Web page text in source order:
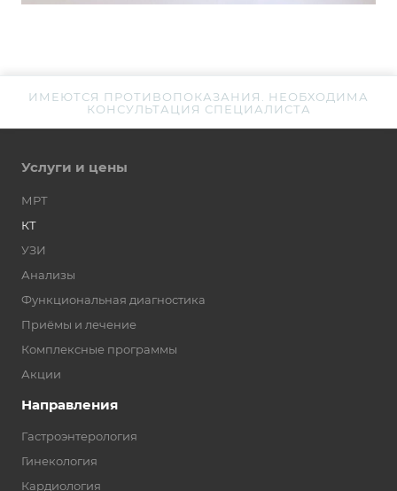
ИМЕЮТСЯ ПРОТИВОПОКАЗАНИЯ. НЕОБХОДИМА
КОНСУЛЬТАЦИЯ СПЕЦИАЛИСТА
Услуги и цены
МРТ
КТ
УЗИ
Анализы
Функциональная диагностика
Приёмы и лечение
Комплексные программы
Акции
Направления
Гастроэнтерология
Гинекология
Кардиология